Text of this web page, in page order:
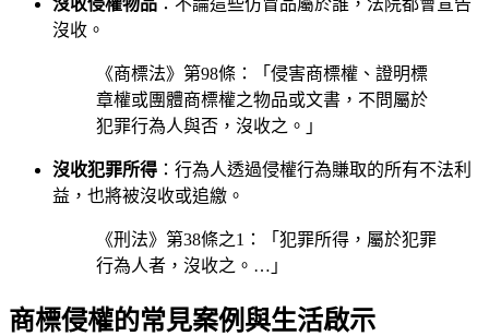
沒收。
《商標法》第98條：「侵害商標權、證明標
章權或團體商標權之物品或文書，不問屬於
犯罪行為人與否，沒收之。」
沒收犯罪所得 ：行為人透過侵權行為賺取的所有不法利
益，也將被沒收或追繳。
《刑法》第38條之1：「犯罪所得，屬於犯罪
行為人者，沒收之。…」
商標侵權的常見案例與生活啟示